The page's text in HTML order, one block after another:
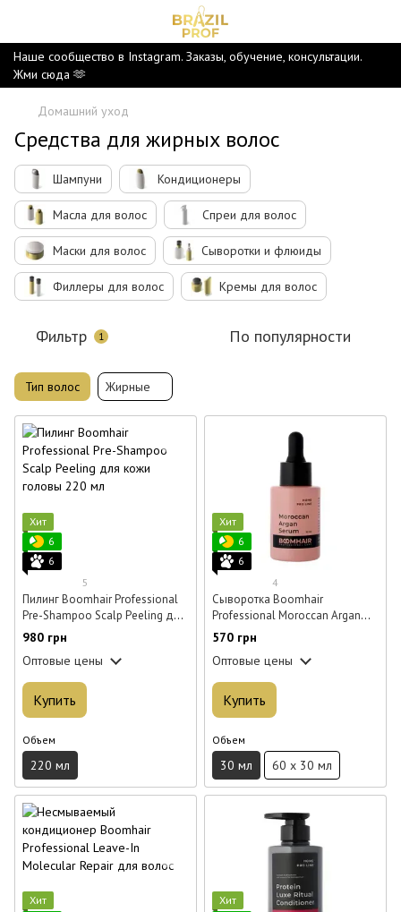
Наше сообщество в Instagram. Заказы, обучение, консультации.
Жми сюда 🫶
Домашний уход
Средства для жирных волос
Шампуни Кондиционеры
Масла для волос Спреи для волос
Маски для волос Сыворотки и флюиды
Филлеры для волос Кремы для волос
Фильтр 1 По популярности
Тип волос Жирные
Хит
6
6
5
Пилинг Boomhair Professional
Pre-Shampoo Scalp Peeling для
кожи головы 220 мл
980 грн
Оптовые цены
Купить
Объем
220 мл
Хит
6
6
4
Сыворотка Boomhair
Professional Moroccan Argan
Serum для волос 30 мл
570 грн
Оптовые цены
Купить
Объем
30 мл 60 x 30 мл
Хит
Хит